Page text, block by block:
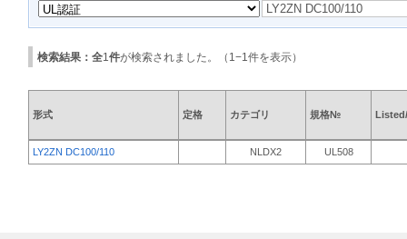
検索結果：全1 件が検索されました。（ 1 −1 件を表示）
形式 定格 カテゴリ 規格№
LY2ZN DC100/110 NLDX2 UL508